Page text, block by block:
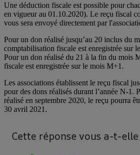
Une déduction fiscale est possible pour
en vigueur au 01.10.2020). Le reçu fiscal
vous sera envoyé directement par
Pour un don réalisé jusqu’au 20 inclus du
comptabilisation fiscale est enregistrée sur
Pour un don réalisé du 21 à la fin du mois
fiscale est enregistrée sur le mois M+1.
Les associations établissent le reçu fiscal
pour des dons réalisés durant l’année N-1.
réalisé en septembre 2020, le reçu pourra
30 avril 2021.
Cette réponse vous a-t-